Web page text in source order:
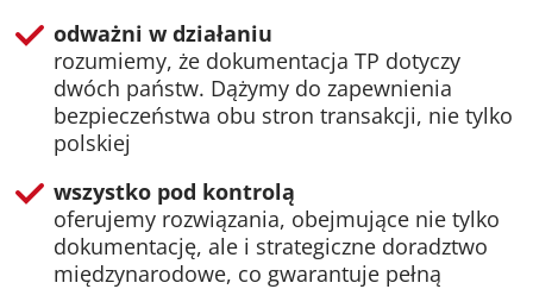
odważni w działaniu
rozumiemy, że dokumentacja TP dotyczy
dwóch państw. Dążymy do zapewnienia
bezpieczeństwa obu stron transakcji, nie tylko
polskiej
wszystko pod kontrolą
oferujemy rozwiązania, obejmujące nie tylko
dokumentację, ale i strategiczne doradztwo
międzynarodowe, co gwarantuje pełną